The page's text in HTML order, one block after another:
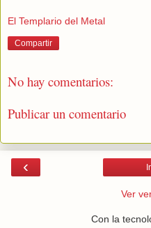
El Templario del Metal
Compartir
No hay comentarios:
Publicar un comentario
‹
Ver
Con la